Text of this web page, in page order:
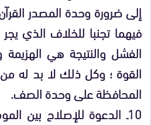
إلى ضرورة وحدة المصدر
فيهما تجنبا للخلاف الذي
الفشل والنتيجة هي
القوة ؛ وكل ذلك لا بد له
المحافظة على وحدة الصف.
10ـ الدعوة للإصلاح بين